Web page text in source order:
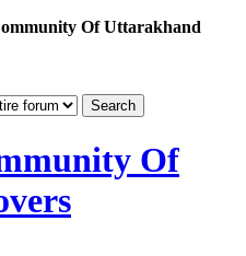
Of Uttarakhand
Of